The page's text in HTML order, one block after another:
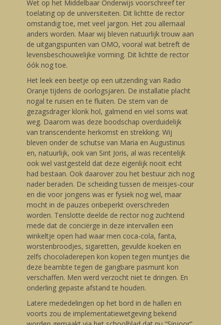
Wet op het Middelbaar Onderwijs voorschreef ter
toelating op de universiteiten. Dit lichtte de rector
omstandig toe, met veel jargon. Het zou allemaal
anders worden. Maar wij bleven natuurlijk trouw aan
de uitgangspunten van OMO, vooral wat betreft de
levensbeschouwelijke vorming. Dit lichtte de rector
óók nog toe.
Het leek een beetje op een uitzending van Radio
Oranje tijdens de oorlogsjaren. De installatie placht
nogal te ruisen en te fluiten. De stem van de
gezagsdrager klonk hol, galmend en viel soms wat
weg. Daarom was deze boodschap overduidelijk
van transcendente herkomst en strekking. Wij
bleven onder de schutse van Maria en Augustinus
en, natuurlijk, ook van Sint Joris, al was recentelijk
ook wel vastgesteld dat deze eigenlijk nooit echt
had bestaan. Ook daarover zou het bestuur zich nog
nader beraden. De scheiding tussen de meisjes-cour
en die voor jongens was er fysiek nog wel, maar
mocht in de pauzes onbeperkt overschreden
worden. Tenslotte deelde de rector nog zuchtend
mede dat de conciërge in deze intervallen een
winkeltje open had waar men coca-cola, fanta,
worstenbroodjes, sigaretten, gevulde koeken en
zelfs chocoladerepen kon kopen tegen muntjes die
deze beambte tegen de gangbare pasmunt kon
verschaffen. Men werd verzocht niet te dringen. En
onderling gepaste afstand te houden.
Latere mededelingen op het bord in de hallen en
voorts zou de implementatiewetgeving bekend